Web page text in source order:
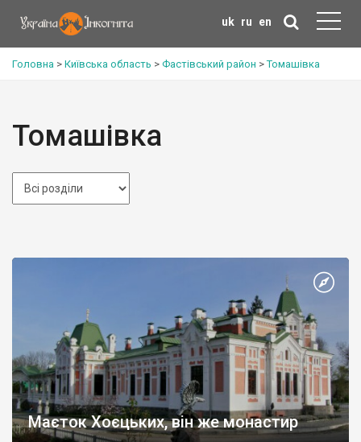
uk ru en
Головна > Київська область > Фастівський район >Томашівка
Томашівка
Маєток Хоєцьких, він же монастир